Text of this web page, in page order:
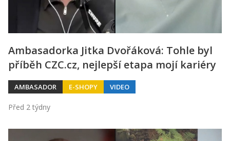
Ambasadorka Jitka Dvořáková: Tohle byl
příběh CZC.cz, nejlepší etapa mojí kariéry
AMBASADOR E-SHOPY VIDEO
Před 2 týdny